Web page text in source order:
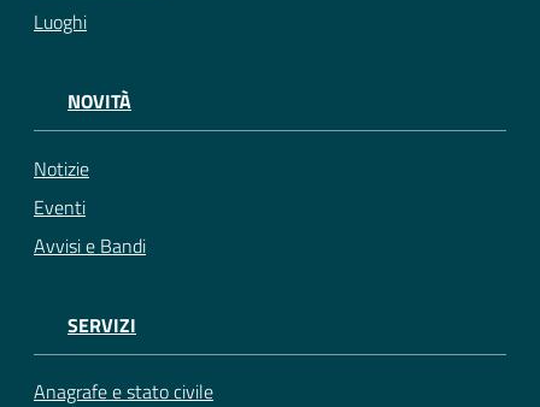
Luoghi
NOVITÀ
Notizie
Eventi
Avvisi e Bandi
SERVIZI
Anagrafe e stato civile